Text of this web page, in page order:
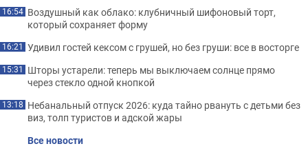
16:54 Воздушный как облако: клубничный шифоновый торт,
который сохраняет форму
16:21 Удивил гостей кексом с грушей, но без груши: все в восторге
15:31 Шторы устарели: теперь мы выключаем солнце прямо
через стекло одной кнопкой
13:18 Небанальный отпуск 2026: куда тайно рвануть с детьми без
виз, толп туристов и адской жары
Все новости